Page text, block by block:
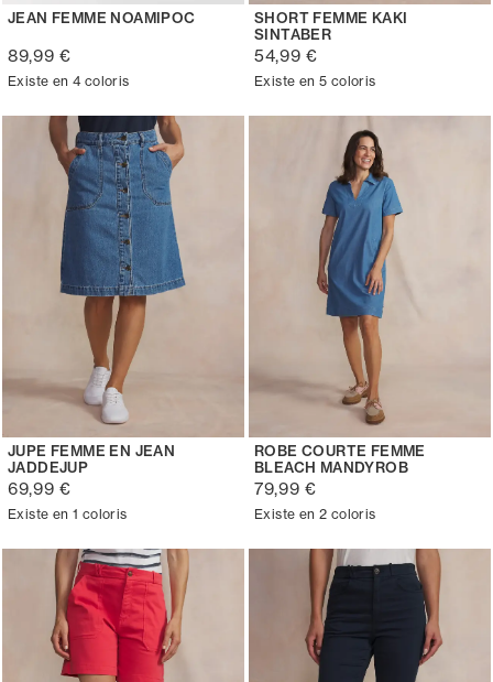
JEAN FEMME NOAMIPOC
89,99 €
Existe en 4 coloris
SHORT FEMME KAKI
SINTABER
54,99 €
Existe en 5 coloris
JUPE FEMME EN JEAN
JADDEJUP
69,99 €
Existe en 1 coloris
ROBE COURTE FEMME
BLEACH MANDYROB
79,99 €
Existe en 2 coloris